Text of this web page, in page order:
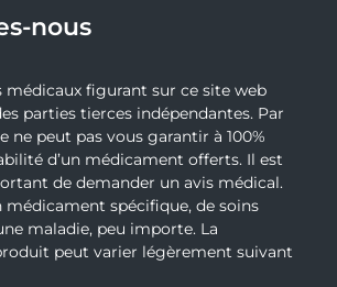
nous
médicaux figurant sur ce site web
parties tierces indépendantes. Par
ne peut pas vous garantir à 100%
d’un médicament offerts. Il est
de demander un avis médical.
médicament spécifique, de soins
maladie, peu importe. La
peut varier légèrement suivant